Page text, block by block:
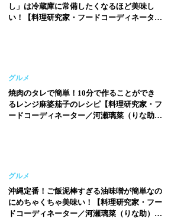
し」は冷蔵庫に常備したくなるほど美味し
い！【料理研究家・フードコーディネーター
グルメ
焼肉のタレで簡単！10分で作ることができ
るレンジ麻婆茄子のレシピ【料理研究家・フ
ードコーディネーター／河瀬璃菜（りな助）
グルメ
沖縄定番！ご飯泥棒すぎる油味噌が簡単なの
にめちゃくちゃ美味い！【料理研究家・フー
ドコーディネーター／河瀬璃菜（りな助）さ